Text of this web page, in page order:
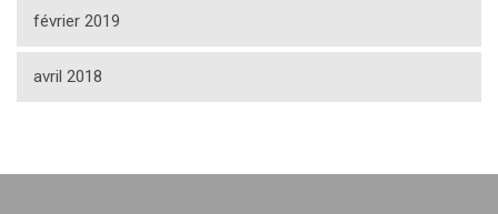
février 2019
avril 2018